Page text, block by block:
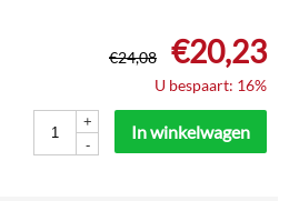
€24,08 €20,23
U bespaart: 16%
+
-
In winkelwagen